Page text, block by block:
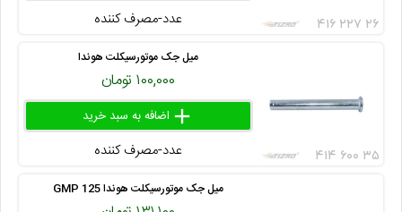
عدد-مصرف کننده ۴۱۶ ۲۲۷ ۲۶
میل جک موتورسیکلت هوندا
۱۰۰,۰۰۰ تومان
add
عدد-مصرف کننده ۴۱۴ ۶۰۰ ۳۵
میل جک موتورسیکلت هوندا GMP 125